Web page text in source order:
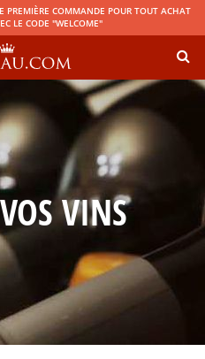
PREMIÈRE COMMANDE POUR TOUT ACHAT
LE CODE "WELCOME"
VINS